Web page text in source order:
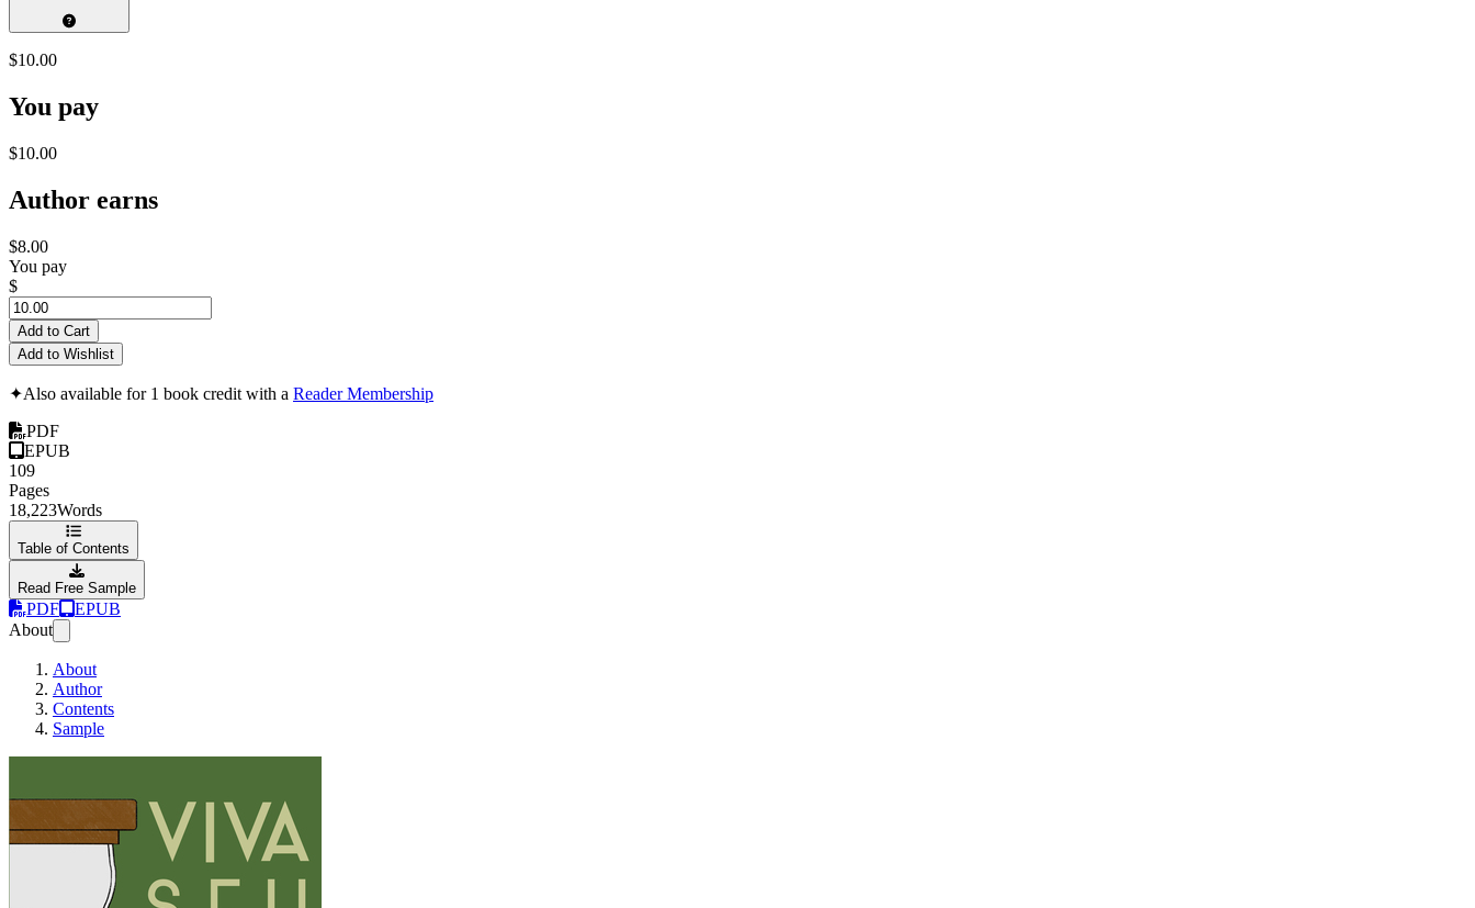
$10.00
You pay
$10.00
Author earns
$8.00
You pay
$
Add to Cart
Add to Wishlist
✦Also available for 1 book credit with a Reader Membership
PDF
EPUB
109
Pages
18,223Words
Table of Contents
Read Free Sample
PDF
EPUB
About
About
Author
Contents
Sample